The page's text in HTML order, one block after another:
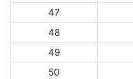
47
48
49
50